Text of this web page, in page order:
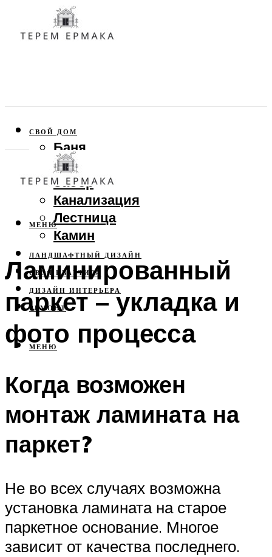
СВОЙ ДОМ
Баня
Веранда
Забор
Канализация
Лестница
Камин
ЛАНДШАФТНЫЙ ДИЗАЙН
СВОЯ КВАРТИРА
ДИЗАЙН ИНТЕРЬЕРА
РЕМОНТ
МЕНЮ
МЕНЮ
Ламинированный
паркет – укладка и
фото процесса
Когда возможен
монтаж ламината на
паркет?
Не во всех случаях возможна
установка ламината на старое
паркетное основание. Многое
зависит от качества последнего.